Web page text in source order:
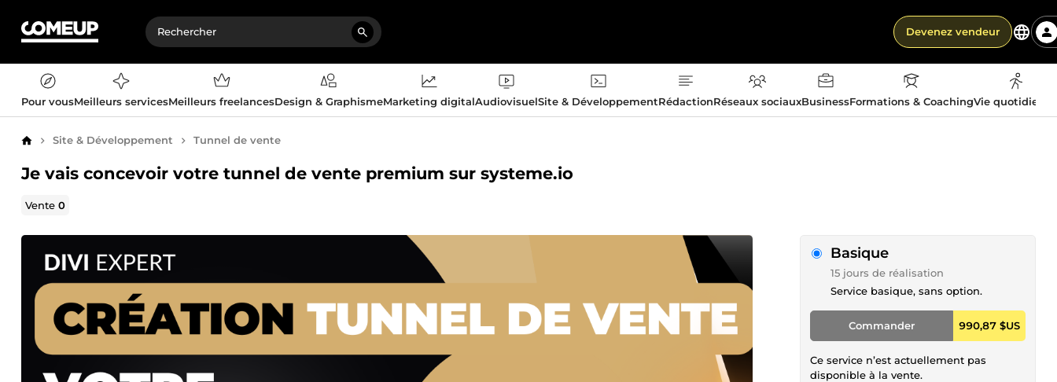
Devenez vendeur
Pour vousMeilleurs servicesMeilleurs freelancesDesign & GraphismeMarketing digitalAudiovisuelSite & DéveloppementRédactionRéseaux sociauxBusinessFormations & CoachingVie
AccueilSite & Développement Tunnel de vente
Je vais concevoir votre tunnel de vente premium sur systeme.io
Vente0
Basique
15 jours de réalisation
Service basique, sans option.
Commander 990,87 $US
Ce service n’est actuellement pas
disponible à la vente.